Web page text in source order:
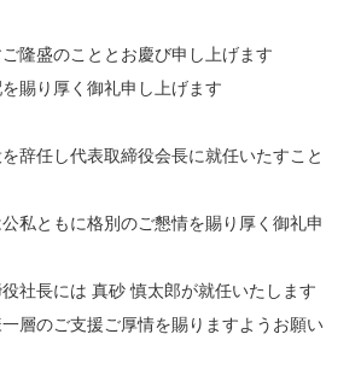
隆盛のこととお慶び申し上げます
賜り厚く御礼申し上げます
辞任し代表取締役会長に就任いたすこと
私ともに格別のご懇情を賜り厚く御礼申
社長には 真砂 慎太郎が就任いたします
層のご支援ご厚情を賜りますようお願い